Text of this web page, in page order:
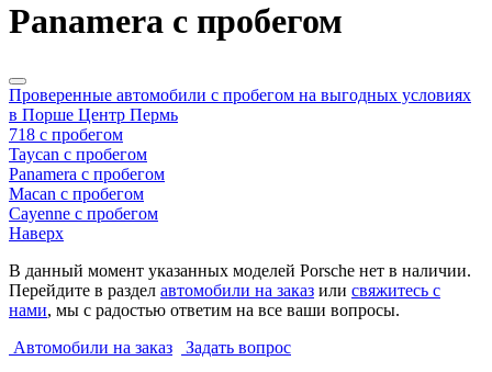
Panamera с пробегом
Проверенные автомобили с пробегом на выгодных условиях
в Порше Центр Пермь
718 с пробегом
Taycan с пробегом
Panamera с пробегом
Macan с пробегом
Cayenne с пробегом
Наверх
В данный момент указанных моделей Porsche нет в наличии.
Перейдите в раздел автомобили на заказ или свяжитесь с
нами, мы с радостью ответим на все ваши вопросы.
Автомобили на заказ
Задать вопрос